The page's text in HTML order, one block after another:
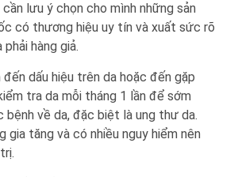
cần lưu ý chọn cho mình những sản
có thương hiệu uy tín và xuất sức rõ
hàng giả.
đến dấu hiệu trên da hoặc đến gặp
tra da mỗi tháng 1 lần để sớm
bệnh về da, đặc biệt là ung thư da.
gia tăng và có nhiều nguy hiểm nên